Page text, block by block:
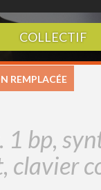
COLLECTIF
REMPLACÉE
1 bp,
clavier